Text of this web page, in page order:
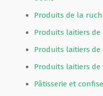
Produits de la
Produits laitiers de
Produits laitiers de
Produits laitiers de
Pâtisserie et